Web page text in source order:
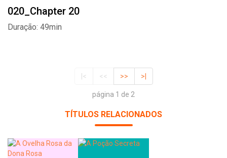
020_Chapter 20
Duração: 49min
|< << >> >|
página 1 de 2
TÍTULOS RELACIONADOS